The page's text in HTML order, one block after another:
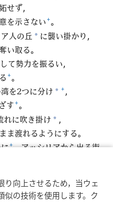
り向上させるため，当ウェ
似の技術を使用します。ク
ず，
を示さない+。
人の丘 * に襲い掛かり，
い取る。
て勢力を振るい，
+。
を2つに分け * +，
す+。
れに吹き掛け * ，
ま渡れるようにする。
+，アッシリアから出る街